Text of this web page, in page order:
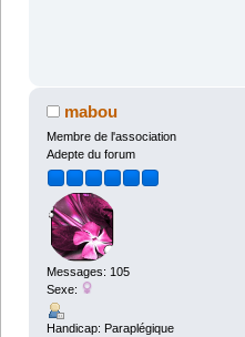
mabou
Membre de l'association
Adepte du forum
Messages: 105
Sexe:
Handicap: Paraplégique